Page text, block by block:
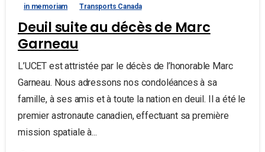
in memoriam
Transports Canada
Deuil suite au décès de Marc
Garneau
L’UCET est attristée par le décès de l’honorable Marc
Garneau. Nous adressons nos condoléances à sa
famille, à ses amis et à toute la nation en deuil. Il a été le
premier astronaute canadien, effectuant sa première
mission spatiale à...